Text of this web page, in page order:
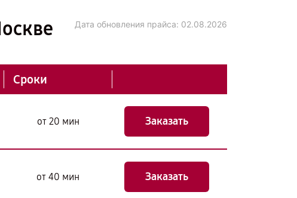
Дата обновления прайса: 02.08.2026
Сроки
от 20 мин Заказать
от 40 мин Заказать